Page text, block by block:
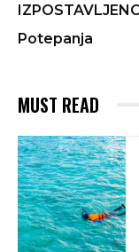
Potepanja
MUST READ